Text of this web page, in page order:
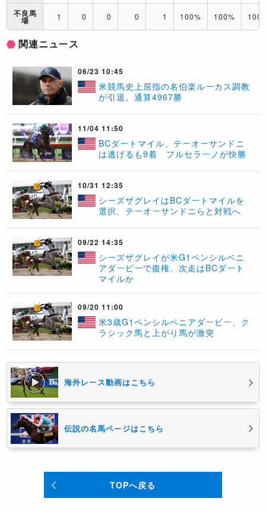
不良馬
場 1 0 0 0 1 100% 100%
関連ニュース
06/23 10:45
​米競馬史上屈指の名伯楽ルーカス調教
が引退、通算4967勝
11/04 11:50
​BCダートマイル、テーオーサンドニ
は逃げるも9着 フルセラーノが快勝
10/31 12:35
シーズザグレイはBCダートマイルを
選択、テーオーサンドニらと対戦へ
09/22 14:35
シーズザグレイが米G1ペンシルベニ
アダービーで復権、次走はBCダート
マイルか
09/20 11:00
米3歳G1ペンシルベニアダービー、ク
ラシック馬と上がり馬が激突
海外レース動画はこちら
伝説の名馬ページはこちら
TOPへ戻る